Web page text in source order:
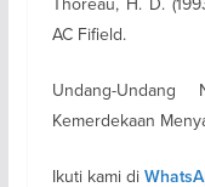
AC Fifield.
Undang-
Kemerdekaan
Ikuti kami di